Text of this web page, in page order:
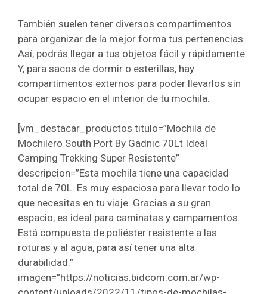
También suelen tener diversos compartimentos
para organizar de la mejor forma tus pertenencias.
Así, podrás llegar a tus objetos fácil y rápidamente.
Y, para sacos de dormir o esterillas, hay
compartimentos externos para poder llevarlos sin
ocupar espacio en el interior de tu mochila.
[vm_destacar_productos titulo=”Mochila de
Mochilero South Port By Gadnic 70Lt Ideal
Camping Trekking Super Resistente”
descripcion=”Esta mochila tiene una capacidad
total de 70L. Es muy espaciosa para llevar todo lo
que necesitas en tu viaje. Gracias a su gran
espacio, es ideal para caminatas y campamentos.
Está compuesta de poliéster resistente a las
roturas y al agua, para así tener una alta
durabilidad.”
imagen=”https://noticias.bidcom.com.ar/wp-